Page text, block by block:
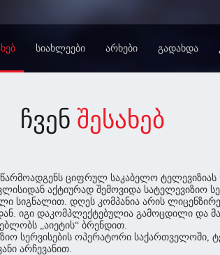
ᲡᲘᲐᲮᲚᲔᲔᲑᲘ ᲐᲠᲮᲔᲑᲘ ᲒᲐᲓᲐᲮᲓᲐ
ᲩᲕᲔᲜ ᲨᲔᲡᲐᲮᲔᲑ
ციფრულ საკაბელო
აქტიურად შემოვიდა სატელევიზიო
სიგნალით. დღეს კომპანია არის
იგი დაკომპლექტებულია გამოცდილი და
„აიეტის“ ბრენდით.
სერვისების ოპერატორი
არჩევანით.